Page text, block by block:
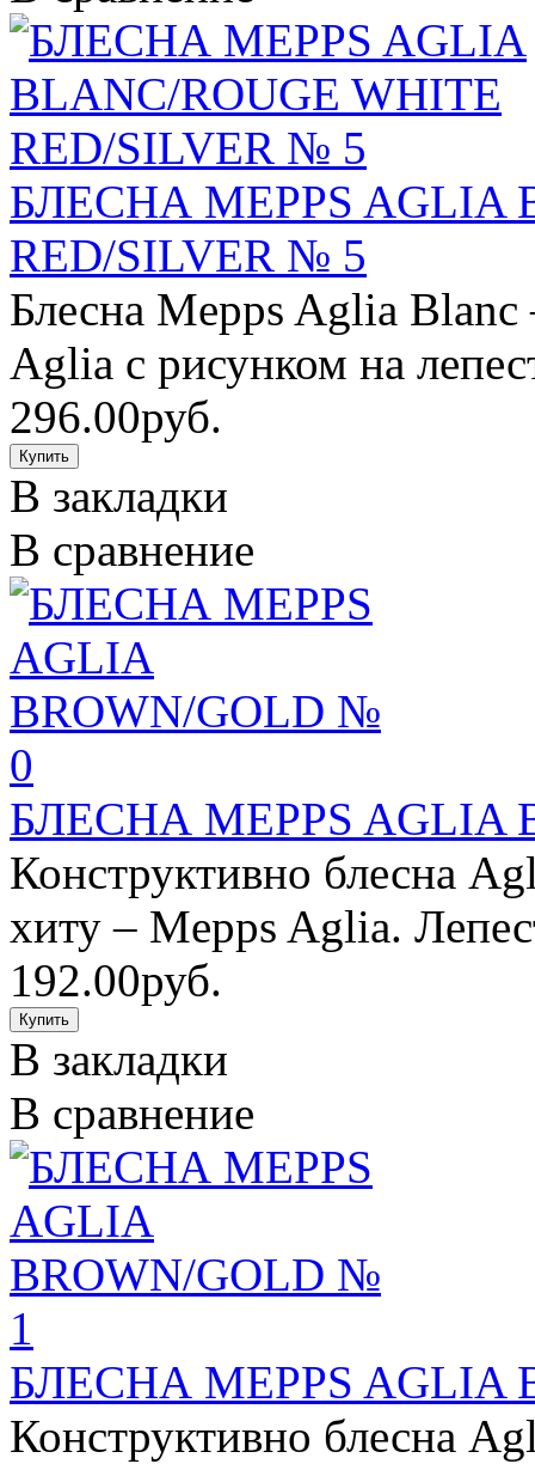
БЛЕСНА MEPPS AGLIA
RED/SILVER № 5
Блесна Mepps Aglia Blanc
Aglia с рисунком на
296.00руб.
В закладки
В сравнение
БЛЕСНА MEPPS AGLIA
Конструктивно блесна
хиту – Mepps Aglia.
192.00руб.
В закладки
В сравнение
БЛЕСНА MEPPS AGLIA
Конструктивно блесна